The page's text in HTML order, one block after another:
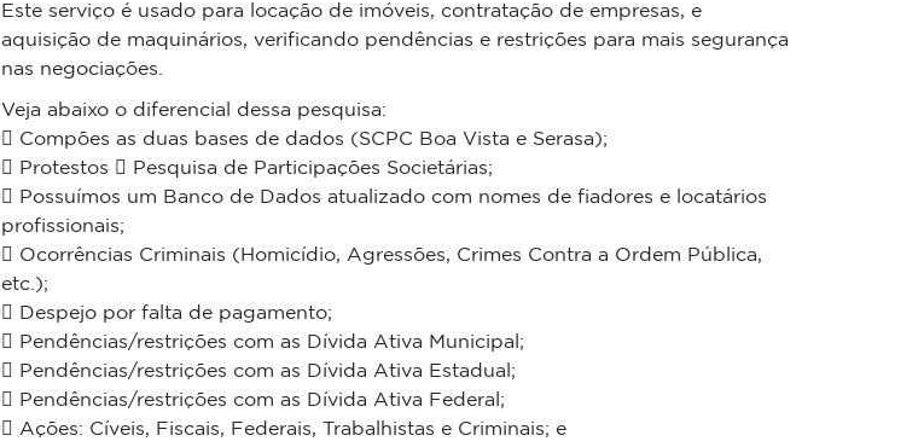
Este serviço é usado para locação de imóveis, contratação de empresas, e
aquisição de maquinários, verificando pendências e restrições para mais segurança
nas negociações.
Veja abaixo o diferencial dessa pesquisa:
 Compões as duas bases de dados (SCPC Boa Vista e Serasa);
 Protestos  Pesquisa de Participações Societárias;
 Possuímos um Banco de Dados atualizado com nomes de fiadores e locatários
profissionais;
 Ocorrências Criminais (Homicídio, Agressões, Crimes Contra a Ordem Pública,
etc.);
 Despejo por falta de pagamento;
 Pendências/restrições com as Dívida Ativa Municipal;
 Pendências/restrições com as Dívida Ativa Estadual;
 Pendências/restrições com as Dívida Ativa Federal;
 Ações: Cíveis, Fiscais, Federais, Trabalhistas e Criminais; e